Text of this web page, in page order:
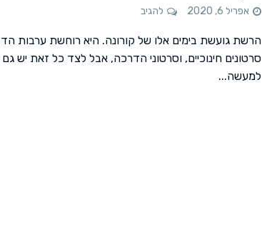
אפריל 6, 2020 להגיב
הרשת גועשת בימים אלו של קורונה. היא רוחשת ערבות
למעשה...